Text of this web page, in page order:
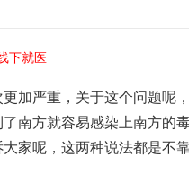
下就医
加严重，关于这个问题呢
南方就容易感染上南方的
家呢，这两种说法都是不